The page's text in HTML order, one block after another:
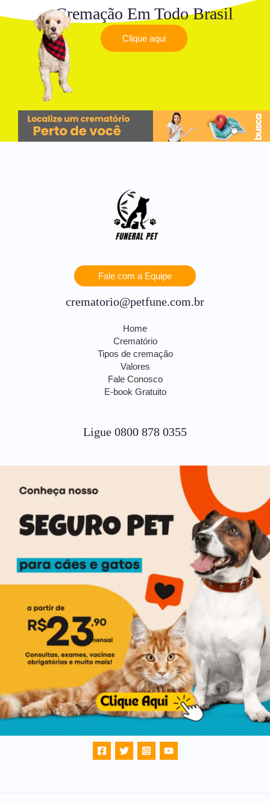
Cremação Em Todo Brasil
Clique aqui
Fale com a Equipe
crematorio@petfune.com.br
Home
Crematório
Tipos de cremação
Valores
Fale Conosco
E-book Gratuito
Ligue 0800 878 0355